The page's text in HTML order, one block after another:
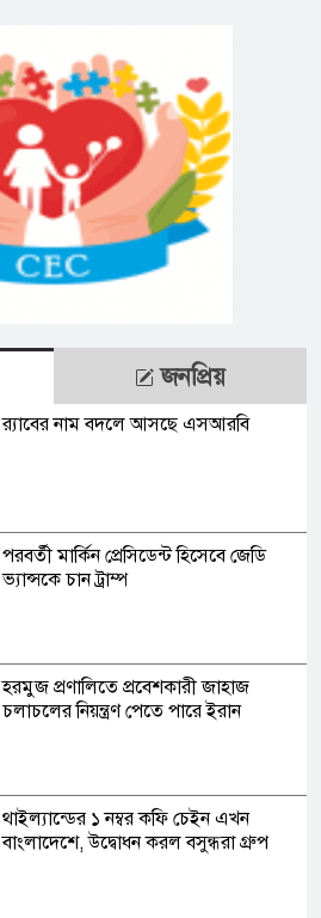
জনপ্রিয়
র‍্যাবের নাম বদলে আসছে এসআরবি
পরবর্তী মার্কিন প্রেসিডেন্ট হিসেবে জেডি
ভ্যান্সকে চান ট্রাম্প
হরমুজ প্রণালিতে প্রবেশকারী জাহাজ
চলাচলের নিয়ন্ত্রণ পেতে পারে ইরান
থাইল্যান্ডের ১ নম্বর কফি চেইন এখন
বাংলাদেশে, উদ্বোধন করল বসুন্ধরা গ্রুপ